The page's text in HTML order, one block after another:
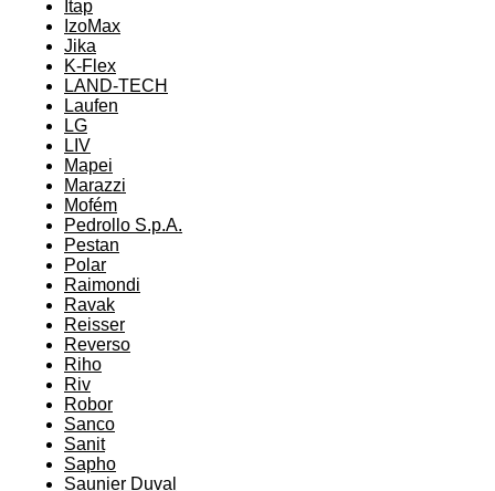
Itap
IzoMax
Jika
K-Flex
LAND-TECH
Laufen
LG
LIV
Mapei
Marazzi
Mofém
Pedrollo S.p.A.
Pestan
Polar
Raimondi
Ravak
Reisser
Reverso
Riho
Riv
Robor
Sanco
Sanit
Sapho
Saunier Duval